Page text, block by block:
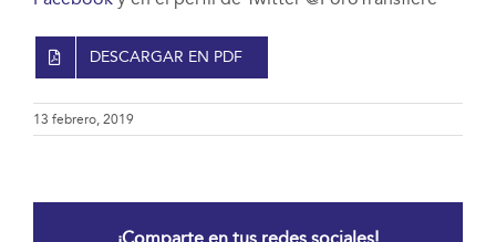
DESCARGAR EN PDF
13 febrero, 2019